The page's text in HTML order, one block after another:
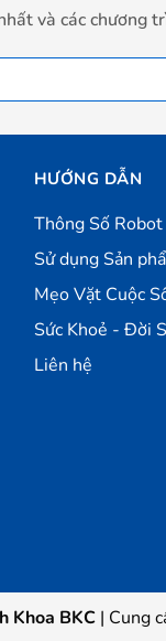
và các chương
HƯỚNG DẪN
Thông Số Robot
Sử dụng Sản
Mẹo Vặt Cuộc
Sức Khoẻ - Đời
Liên hệ
Khoa BKC | Cung